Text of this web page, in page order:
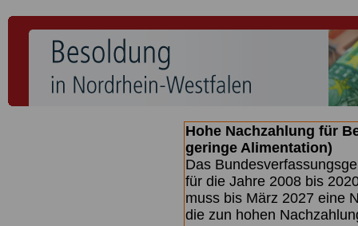
Hohe Nachzahlung für
geringe Alimentation)
Das
für die Jahre 2008 bis
muss bis März 2027 eine
die zun hohen